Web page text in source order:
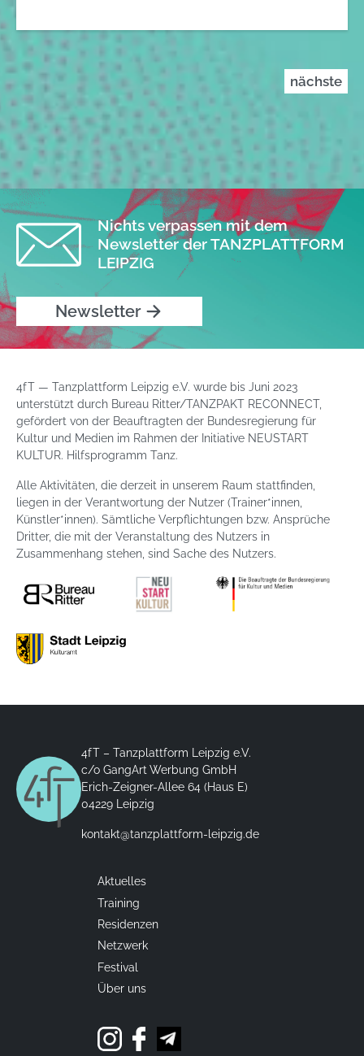
nächste
Nichts verpassen mit dem
Newsletter der TANZPLATTFORM
LEIPZIG
Newsletter
4fT — Tanzplattform Leipzig e.V. wurde bis Juni 2023
unterstützt durch Bureau Ritter/TANZPAKT RECONNECT,
gefördert von der Beauftragten der Bundesregierung für
Kultur und Medien im Rahmen der Initiative NEUSTART
KULTUR. Hilfsprogramm Tanz.
Alle Aktivitäten, die derzeit in unserem Raum stattfinden,
liegen in der Verantwortung der Nutzer (Trainer*innen,
Künstler*innen). Sämtliche Verpflichtungen bzw. Ansprüche
Dritter, die mit der Veranstaltung des Nutzers in
Zusammenhang stehen, sind Sache des Nutzers.
4fT – Tanzplattform Leipzig e.V.
c/o GangArt Werbung GmbH
Erich-Zeigner-Allee 64 (Haus E)
04229 Leipzig
kontakt@tanzplattform-leipzig.de
Aktuelles
Training
Residenzen
Netzwerk
Festival
Über uns